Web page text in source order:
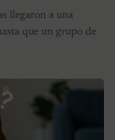
llegaron a una
que un grupo de